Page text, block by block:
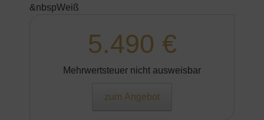
&nbspWeiß
5.490 €
Mehrwertsteuer nicht ausweisbar
zum Angebot